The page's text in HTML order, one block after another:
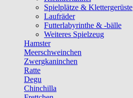
Spielplätze & Klettergerüste
Laufräder
Futterlabyrinthe & -bälle
Weiteres Spielzeug
Hamster
Meerschweinchen
Zwergkaninchen
Ratte
Degu
Chinchilla